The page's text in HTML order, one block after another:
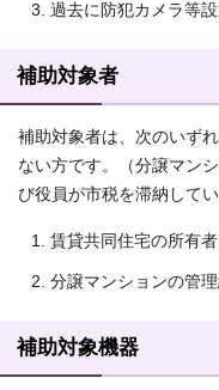
過去に防犯カメラ等
補助対象者
補助対象者は、次のいず
ない方です。（分譲マン
び役員が市税を滞納して
賃貸共同住宅の所有者
分譲マンションの管
補助対象機器